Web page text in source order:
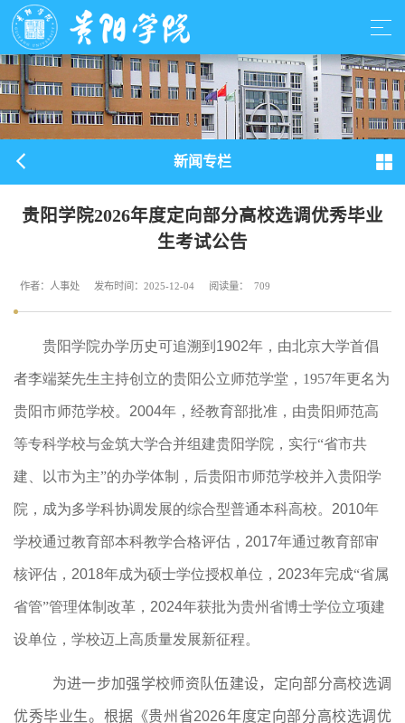
新闻专栏
贵阳学院2026年度定向部分高校选调优秀毕业
生考试公告
作者：人事处 发布时间：2025-12-04 阅读量： 709
贵阳学院办学历史可追溯到 1902年，由北京大学首倡
者李端棻先生主持创立的贵阳公立师范学堂， 1957年更名为
贵阳市师范学校。 2004年，经教育部批准，由贵阳师范高
等专科学校与金筑大学合并组建贵阳学院，实行“省市共
建、以市为主”的办学体制，后贵阳市师范学校并入贵阳学
院，成为多学科协调发展的综合型普通本科高校。 2010年
学校通过教育部本科教学合格评估， 2017年通过教育部审
核评估， 2018年成为硕士学位授权单位， 2023年完成“省属
省管”管理体制改革， 2024年获批为贵州省博士学位立项建
设单位，学校迈上高质量发展新征程。
为进一步加强学校师资队伍建设，定向部分高校选调
优秀毕业生。根据《贵州省2026年度定向部分高校选调优